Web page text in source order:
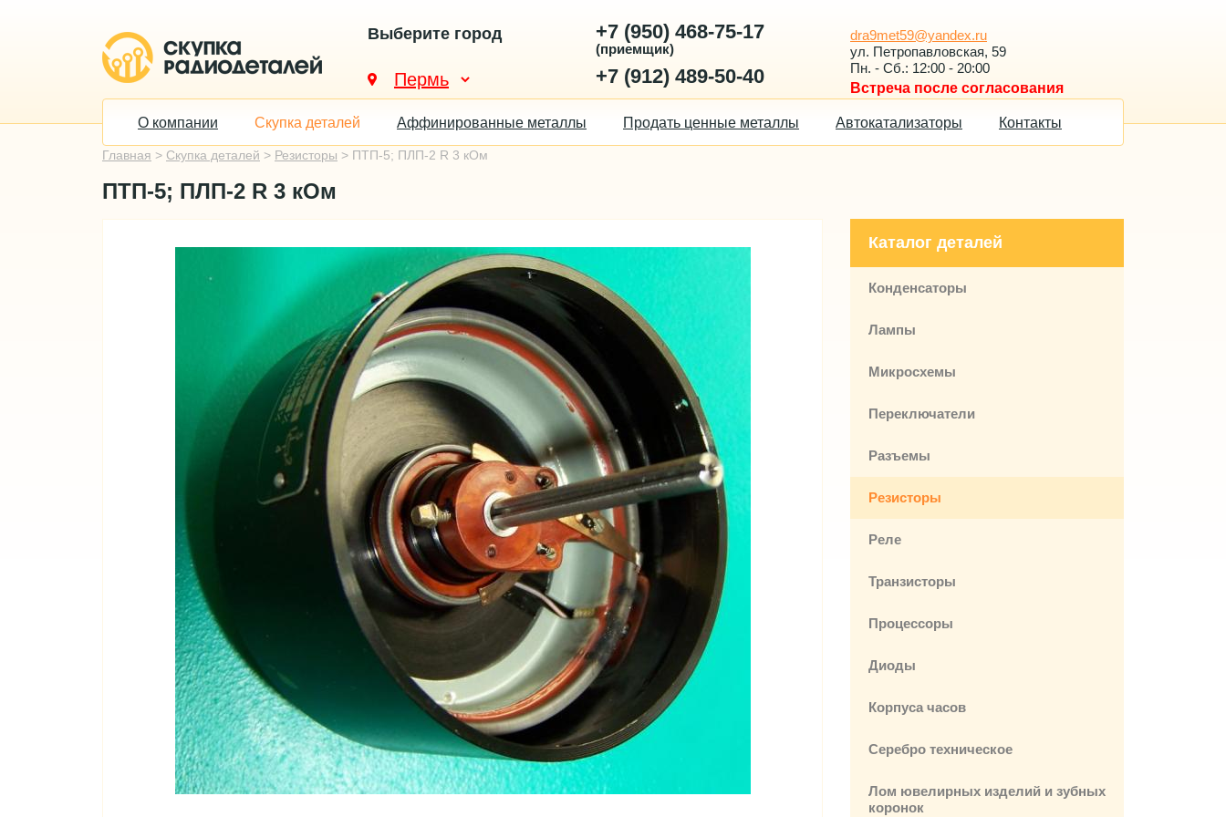
Выберите город +7 (950) 468-75-17
(приемщик)
+7 (912) 489-50-40
dra9met59@yandex.ru
ул. Петропавловская, 59
Пн. - Сб.: 12:00 - 20:00
Встреча после согласования
О компании Скупка деталей Аффинированные металлы Продать ценные металлы Автокатализаторы Контакты
Главная > Скупка деталей > Резисторы > ПТП-5; ПЛП-2 R 3 кОм
ПТП-5; ПЛП-2 R 3 кОм
Каталог деталей
Конденсаторы
Лампы
Микросхемы
Переключатели
Разъемы
Резисторы
Реле
Транзисторы
Процессоры
Диоды
Корпуса часов
Серебро техническое
Лом ювелирных изделий и зубных
коронок